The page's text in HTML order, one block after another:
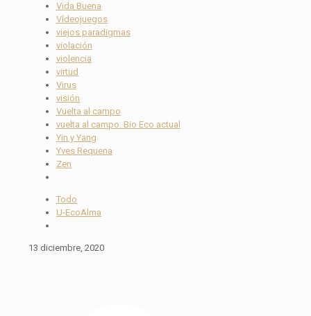
Vida Buena
Vídeojuegos
viejos paradigmas
violación
violencia
virtud
Virus
visión
Vuelta al campo
vuelta al campo. Bio Eco actual
Yin y Yang
Yves Requena
Zen
Todo
U-EcoAlma
13 diciembre, 2020